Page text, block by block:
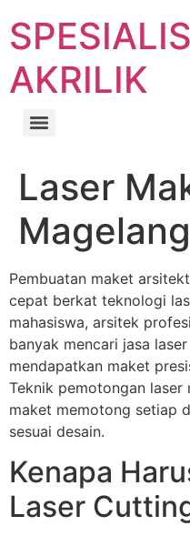
AKRILIK
Laser
Magelang
Pembuatan maket
cepat berkat teknologi
mahasiswa, arsitek
banyak mencari jasa
mendapatkan maket
Teknik pemotongan laser
maket memotong setiap
sesuai desain.
Kenapa
Laser